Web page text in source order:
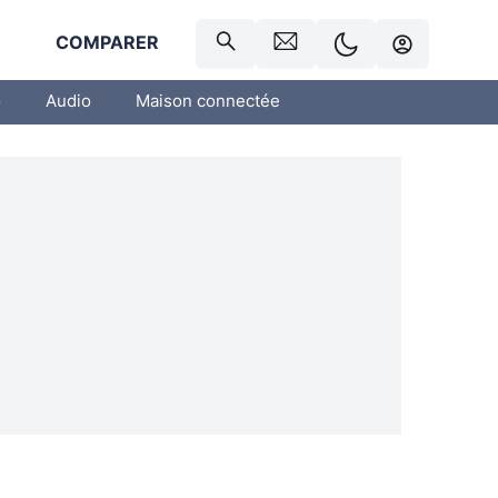
COMPARER
Audio Maison connectée